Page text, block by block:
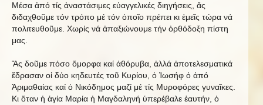
Μέσα ἀπό τίς ἀναστάσιμες εὐαγγελικές διηγήσεις, ἄς
διδαχθοῦμε τόν τρόπο μέ τόν ὁποῖο πρέπει κι ἐμεῖς τώρα νά
πολιτευθοῦμε. Χωρίς νά ἀπαξιώνουμε τήν ὀρθόδοξη πίστη
μας.
Ἄς δοῦμε πόσο ὄμορφα καί ἀθόρυβα, ἀλλά ἀποτελεσματικά
ἔδρασαν οἱ δύο κηδευτές τοῦ Κυρίου, ὁ Ἰωσήφ ὁ ἀπό
Ἀριμαθαίας καί ὁ Νικόδημος μαζί μέ τίς Μυροφόρες γυναῖκες.
Κι ὅταν ἡ ἁγία Μαρία ἡ Μαγδαληνή ὑπερέβαλε ἑαυτήν, ὁ